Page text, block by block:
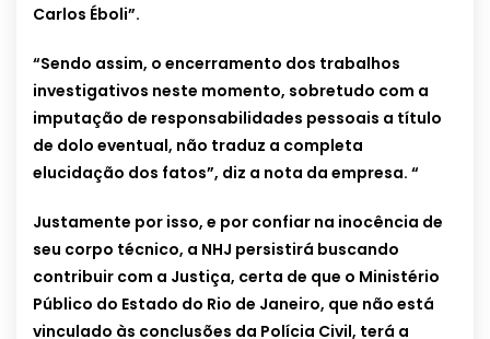
Carlos Éboli”.
“Sendo assim, o encerramento dos trabalhos
investigativos neste momento, sobretudo com a
imputação de responsabilidades pessoais a título
de dolo eventual, não traduz a completa
elucidação dos fatos”, diz a nota da empresa. “
Justamente por isso, e por confiar na inocência de
seu corpo técnico, a NHJ persistirá buscando
contribuir com a Justiça, certa de que o Ministério
Público do Estado do Rio de Janeiro, que não está
vinculado às conclusões da Polícia Civil, terá a